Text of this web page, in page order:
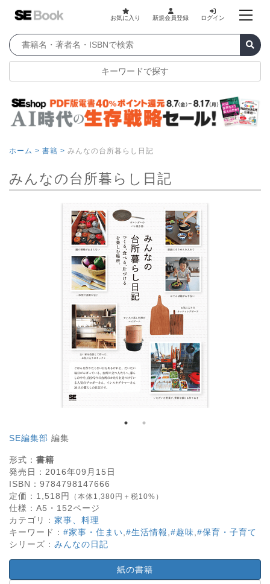
お気に入り 新規会員登録 ログイン
キーワードで探す
ホーム > 書籍 > みんなの台所暮らし日記
みんなの台所暮らし日記
SE編集部 編集
形式： 書籍
発売日： 2016年09月15日
ISBN： 9784798147666
定価： 1,518 円 （本体1,380円＋税10%）
仕様： A5・ 152ページ
カテゴリ： 家事、料理
キーワード： #家事・住まい #生活情報 #趣味 #保育・子育て
シリーズ： みんなの日記
紙の書籍